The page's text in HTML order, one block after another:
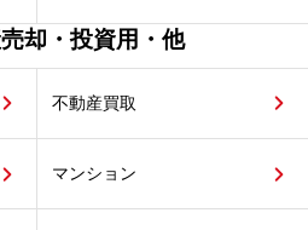
却・投資用・他
不動産買取
マンション